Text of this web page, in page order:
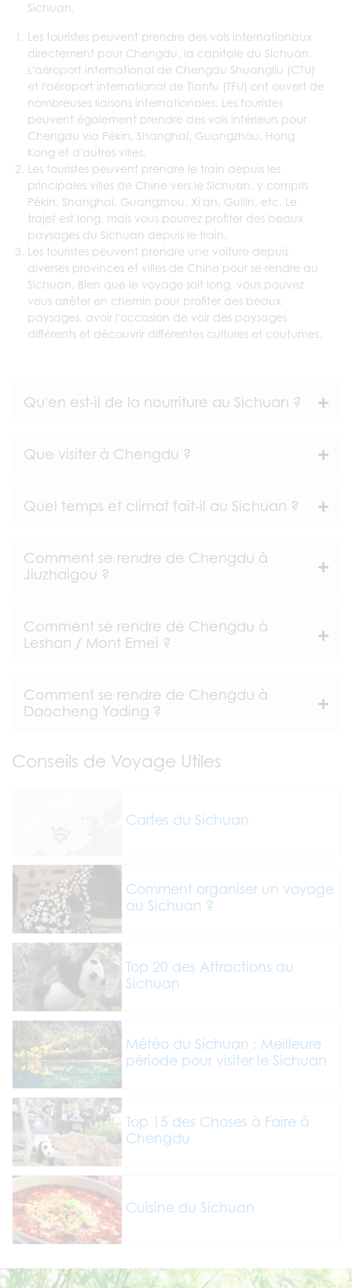
Sichuan.
Les touristes peuvent prendre des vols internationaux
directement pour Chengdu, la capitale du Sichuan.
L'aéroport international de Chengdu Shuangliu (CTU)
et l'aéroport international de Tianfu (TFU) ont ouvert de
nombreuses liaisons internationales. Les touristes
peuvent également prendre des vols intérieurs pour
Chengdu via Pékin, Shanghai, Guangzhou, Hong
Kong et d'autres villes.
Les touristes peuvent prendre le train depuis les
principales villes de Chine vers le Sichuan, y compris
Pékin, Shanghai, Guangzhou, Xi'an, Guilin, etc. Le
trajet est long, mais vous pourrez profiter des beaux
paysages du Sichuan depuis le train.
Les touristes peuvent prendre une voiture depuis
diverses provinces et villes de Chine pour se rendre au
Sichuan. Bien que le voyage soit long, vous pouvez
vous arrêter en chemin pour profiter des beaux
paysages, avoir l'occasion de voir des paysages
différents et découvrir différentes cultures et coutumes.
Qu'en est-il de la nourriture au Sichuan ?
Que visiter à Chengdu ?
Quel temps et climat fait-il au Sichuan ?
Comment se rendre de Chengdu à
Jiuzhaigou ?
Comment se rendre de Chengdu à
Leshan / Mont Emei ?
Comment se rendre de Chengdu à
Daocheng Yading ?
Conseils de Voyage Utiles
Cartes du Sichuan
Comment organiser un voyage
au Sichuan ?
Top 20 des Attractions au
Sichuan
Météo du Sichuan : Meilleure
période pour visiter le Sichuan
Top 15 des Choses à Faire à
Chengdu
Cuisine du Sichuan